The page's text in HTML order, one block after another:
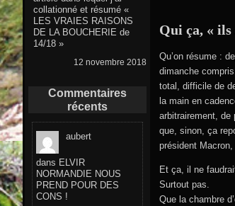
Qui ça, « ils
Qu’on résume :
dimanche
total, difficile de
la main en
arbitrairement, de
que, sinon, ça
président
Et ça, il ne
Surtout pas.
Que la chambre
collationné et résumé «
LES VRAIES RAISONS
DE LA BOUCHERIE de
14/18 »
12 novembre 2018
Commentaires
récents
aubert
dans ELVIR
NORMANDIE NOUS
PREND POUR DES
CONS !